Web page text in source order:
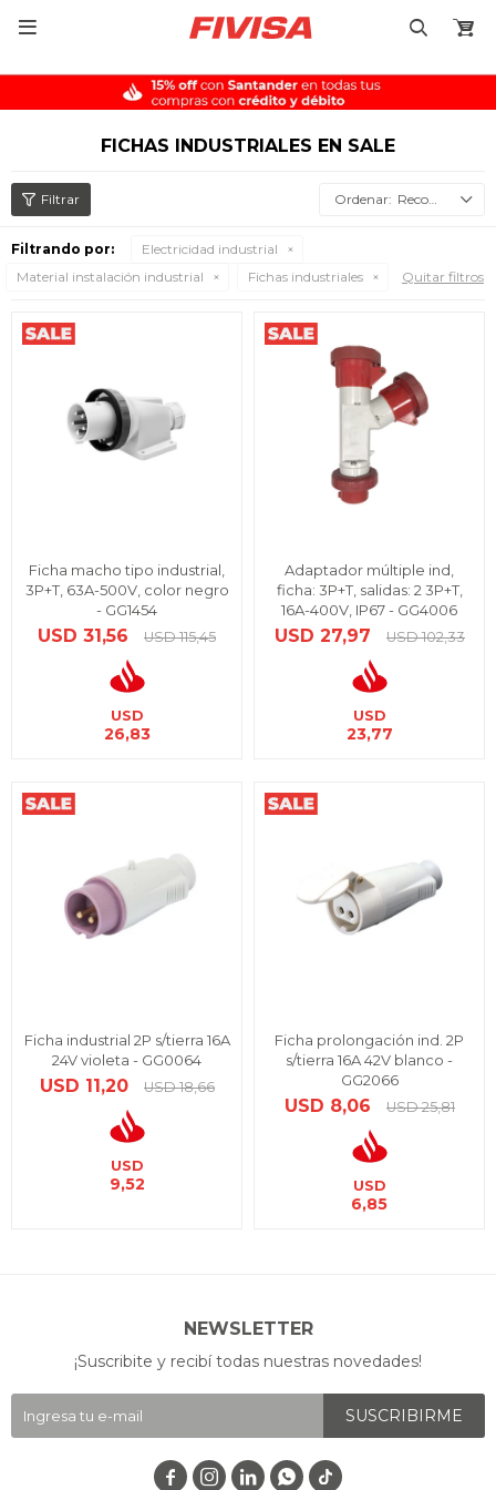

FICHAS INDUSTRIALES EN SALE
Recomendados
Filtrando por:
Electricidad industrial
Material instalación industrial
Fichas industriales Quitar filtros
Ficha macho tipo industrial,
3P+T, 63A-500V, color negro
- GG1454
USD 31,56 USD 115,45
USD
26,83
Adaptador múltiple ind,
ficha: 3P+T, salidas: 2 3P+T,
16A-400V, IP67 - GG4006
USD 27,97 USD 102,33
USD
23,77
Ficha industrial 2P s/tierra 16A
24V violeta - GG0064
USD 11,20 USD 18,66
USD
9,52
Ficha prolongación ind. 2P
s/tierra 16A 42V blanco -
GG2066
USD 8,06 USD 25,81
USD
6,85
NEWSLETTER
¡Suscribite y recibí todas nuestras novedades!
SUSCRIBIRME
   